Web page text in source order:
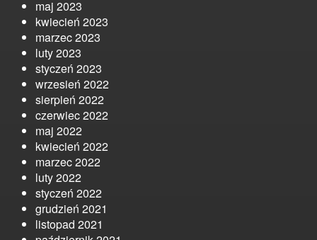
maj 2023
kwiecień 2023
marzec 2023
luty 2023
styczeń 2023
wrzesień 2022
sierpień 2022
czerwiec 2022
maj 2022
kwiecień 2022
marzec 2022
luty 2022
styczeń 2022
grudzień 2021
listopad 2021